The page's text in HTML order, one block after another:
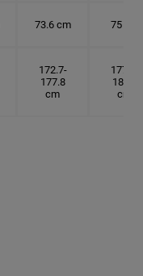
73.6 cm 75 cm
172.7-
177.8
cm
177.8-
182.9
cm